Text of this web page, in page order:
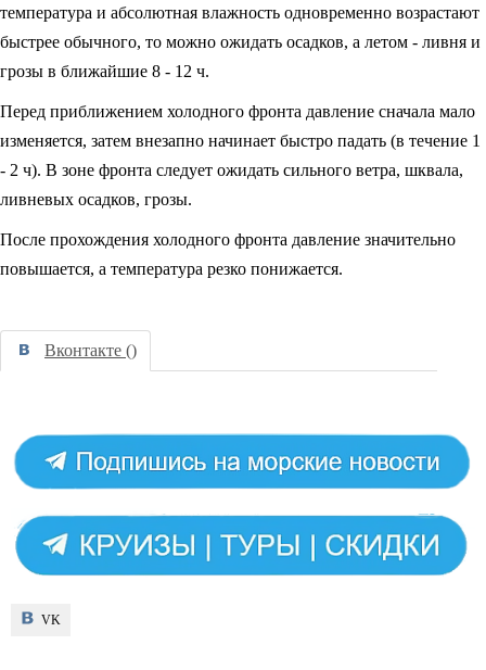
температура и абсолютная влажность одновременно возрастают
быстрее обычного, то можно ожидать осадков, а летом - ливня и
грозы в ближайшие 8 - 12 ч.
Перед приближением холодного фронта давление сначала мало
изменяется, затем внезапно начинает быстро падать (в течение 1
- 2 ч). В зоне фронта следует ожидать сильного ветра, шквала,
ливневых осадков, грозы.
После прохождения холодного фронта давление значительно
повышается, а температура резко понижается.
Вконтакте ()
VK
VK